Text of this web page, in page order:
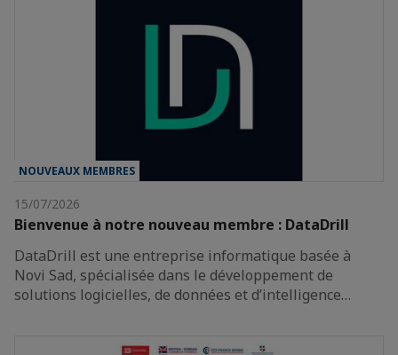
NOUVEAUX MEMBRES
15/07/2026
Bienvenue à notre nouveau membre : DataDrill
DataDrill est une entreprise informatique basée à
Novi Sad, spécialisée dans le développement de
solutions logicielles, de données et d’intelligence…